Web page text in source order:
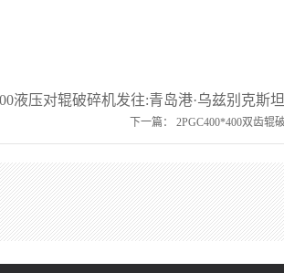
液压对辊破碎机发往:青岛港·乌兹别克斯坦
下一篇： 2PGC400*400双齿辊